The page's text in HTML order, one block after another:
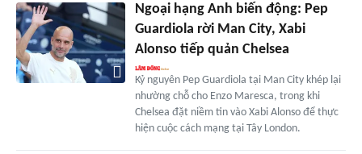
Ngoại hạng Anh biến động: Pep
Guardiola rời Man City, Xabi
Alonso tiếp quản Chelsea
Kỷ nguyên Pep Guardiola tại Man City khép lại
nhường chỗ cho Enzo Maresca, trong khi
Chelsea đặt niềm tin vào Xabi Alonso để thực
hiện cuộc cách mạng tại Tây London.